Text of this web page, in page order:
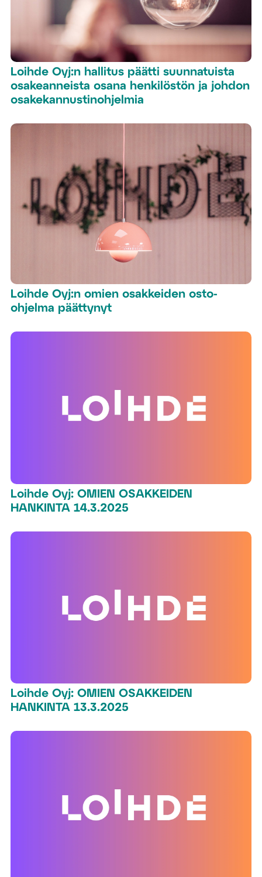
Loihde Oyj:n hallitus päätti suunnatuista
osakeanneista osana henkilöstön ja johdon
osakekannustinohjelmia
Loihde Oyj:n omien osakkeiden osto-
ohjelma päättynyt
Loihde Oyj: OMIEN OSAKKEIDEN
HANKINTA 14.3.2025
Loihde Oyj: OMIEN OSAKKEIDEN
HANKINTA 13.3.2025